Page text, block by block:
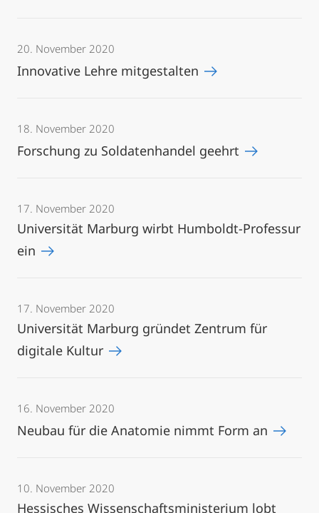
20. November 2020
Innovative Lehre mitgestalten
18. November 2020
Forschung zu Soldatenhandel geehrt
17. November 2020
Universität Marburg wirbt Humboldt-Professur
ein
17. November 2020
Universität Marburg gründet Zentrum für
digitale Kultur
16. November 2020
Neubau für die Anatomie nimmt Form an
10. November 2020
Hessisches Wissenschaftsministerium lobt